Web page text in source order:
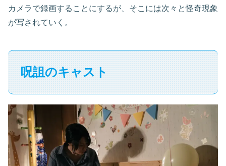
カメラで録画することにするが、そこには次々と怪奇現象
が写されていく。
呪詛のキャスト